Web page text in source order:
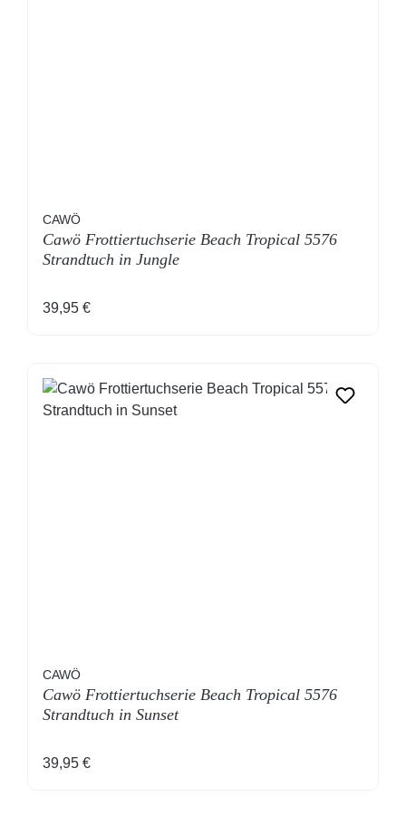
CAWÖ
Cawö Frottiertuchserie Beach Tropical 5576
Strandtuch in Jungle
Regulärer Preis:
39,95 €
CAWÖ
Cawö Frottiertuchserie Beach Tropical 5576
Strandtuch in Sunset
Regulärer Preis:
39,95 €